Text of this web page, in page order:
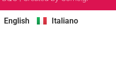
English Italiano